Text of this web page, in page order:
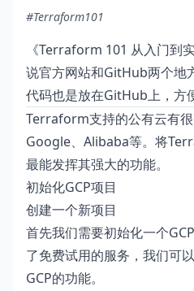
#Terraform101
《Terraform 101 从入门到
说官方网站和GitHub两个地
代码也是放在GitHub上，方
Terraform支持的公有云有很
Google、Alibaba等。将
最能发挥其强大的功能。
初始化GCP项目
创建一个新项目
首先我们需要初始化一个
了免费试用的服务，我们可
GCP的功能。